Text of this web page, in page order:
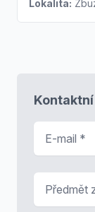
Lokalita: